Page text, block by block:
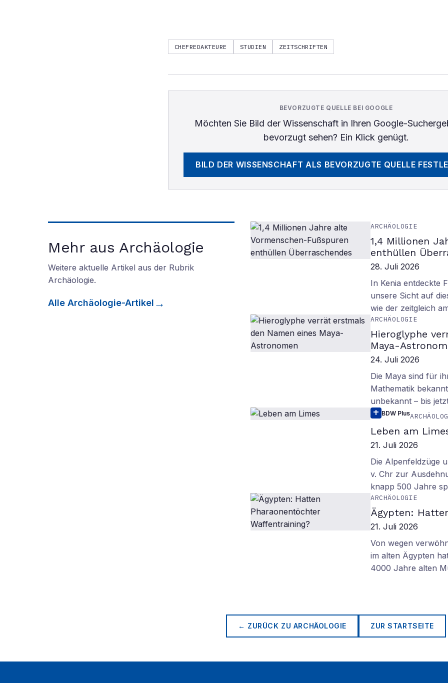
CHEFREDAKTEURE STUDIEN ZEITSCHRIFTEN
BEVORZUGTE QUELLE BEI GOOGLE
Möchten Sie Bild der Wissenschaftin Ihren Google-
bevorzugt sehen? Ein Klick genügt.
BILD DER WISSENSCHAFT ALS BEVORZUGTE QUELLE
Mehr aus Archäologie
Weitere aktuelle Artikel aus der Rubrik
Archäologie.
Alle Archäologie-Artikel
ARCHÄOLOGIE
1,4 Millionen
enthüllen
28. Juli 2026
In Kenia entdeckte
unsere Sicht auf
wie der zeitgleich
ARCHÄOLOGIE
Hieroglyphe
Maya-
24. Juli 2026
Die Maya sind für
Mathematik
unbekannt – bis
BDW Plus
Leben am
21. Juli 2026
Die Alpenfeldzüge
v. Chr zur
knapp 500 Jahre
ARCHÄOLOGIE
Ägypten:
21. Juli 2026
Von wegen
im alten Ägypten
4000 Jahre alten
← ZURÜCK ZU ARCHÄOLOGIE ZUR STARTSEITE